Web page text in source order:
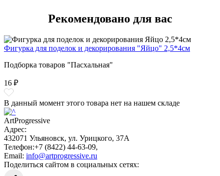
Рекомендовано для вас
Фигурка для поделок и декорирования "Яйцо" 2,5*4см
Подборка товаров "Пасхальная"
16 ₽
В данный момент этого товара нет на нашем складе
ArtProgressive
Адрес:
432071 Ульяновск, ул. Урицкого, 37А
Телефон:+7 (8422) 44-63-09,
Email: info@artprogressive.ru
Поделиться сайтом в социальных сетях: